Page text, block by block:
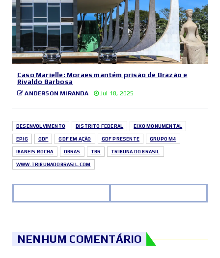
Caso Marielle: Moraes mantém prisão de Brazão e
Rivaldo Barbosa
ANDERSON MIRANDA Jul 18, 2025
DESENVOLVIMENTO DISTRITO FEDERAL EIXO MONUMENTAL
EPIG GDF GDF EM AÇÃO GDF PRESENTE GRUPO M4
IBANEIS ROCHA OBRAS TBR TRIBUNA DO BRASIL
WWW.TRIBUNADOBRASIL.COM
NENHUM COMENTÁRIO